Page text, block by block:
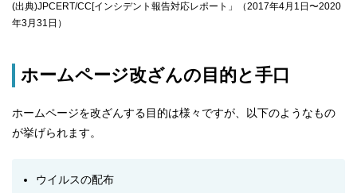
(出典)JPCERT/CC[インシデント報告対応レポート」（2017年4月1日〜2020
年3月31日）
ホームページ改ざんの目的と手口
ホームページを改ざんする目的は様々ですが、以下のようなもの
が挙げられます。
ウイルスの配布